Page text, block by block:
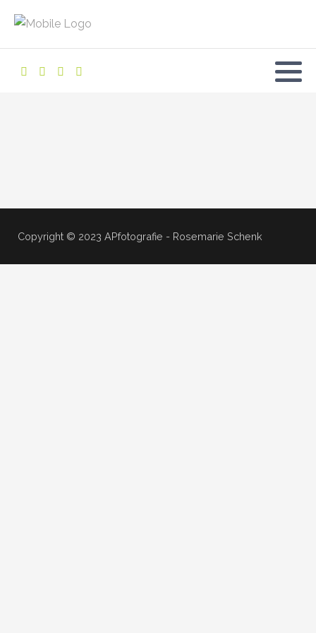
Copyright © 2023 APfotografie - Rosemarie Schenk